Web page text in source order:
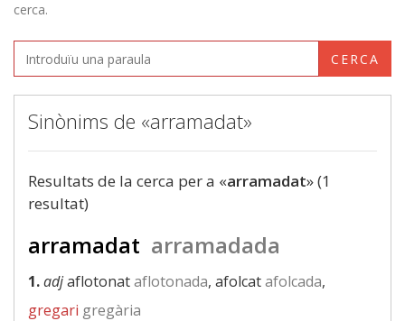
cerca.
CERCA
Sinònims de «arramadat»
Resultats de la cerca per a «arramadat» (1
resultat)
arramadat arramadada
1.adjaflotonataflotonada, afolcatafolcada,
gregari gregària